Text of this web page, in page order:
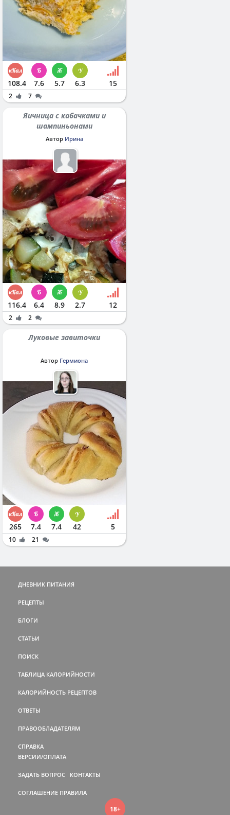
108.4 7.6 5.7 6.3 15
2 7
Яичница с кабачками и
шампиньонами
Автор Ирина
116.4 6.4 8.9 2.7 12
2 2
Луковые завиточки
Автор Гермиона
265 7.4 7.4 42 5
10 21
ДНЕВНИК ПИТАНИЯ
РЕЦЕПТЫ
БЛОГИ
СТАТЬИ
ПОИСК
ТАБЛИЦА КАЛОРИЙНОСТИ
КАЛОРИЙНОСТЬ РЕЦЕПТОВ
ОТВЕТЫ
ПРАВООБЛАДАТЕЛЯМ
СПРАВКА
ВЕРСИИ/ОПЛАТА
ЗАДАТЬ ВОПРОС КОНТАКТЫ
СОГЛАШЕНИЕ ПРАВИЛА
18+